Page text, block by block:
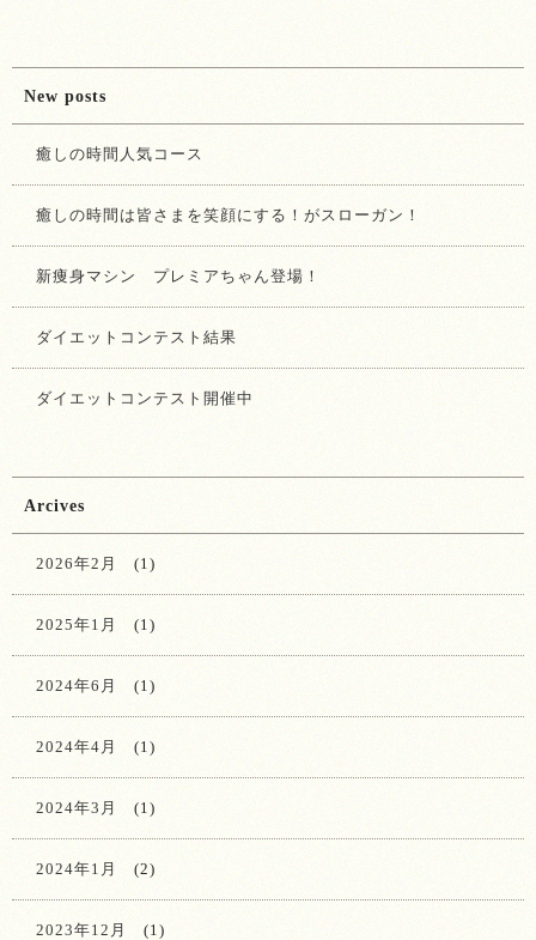
New posts
癒しの時間人気コース
癒しの時間は皆さまを笑顔にする！がスローガン！
新痩身マシン プレミアちゃん登場！
ダイエットコンテスト結果
ダイエットコンテスト開催中
Arcives
2026年2月 (1)
2025年1月 (1)
2024年6月 (1)
2024年4月 (1)
2024年3月 (1)
2024年1月 (2)
2023年12月 (1)